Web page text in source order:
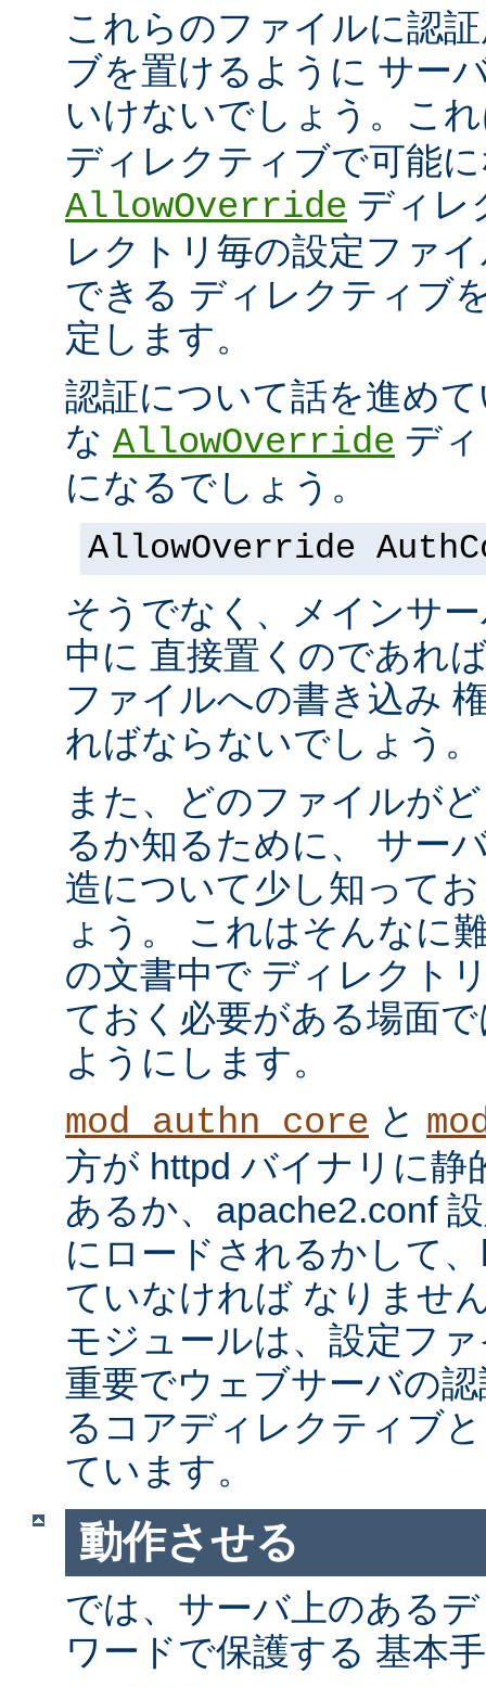
これらのファイルに認
ブを置けるように サー
いけないでしょう。こ
ディレクティブで可能
AllowOverride ディレ
レクトリ毎の設定ファ
できる ディレクティブ
定します。
認証について話を進め
な AllowOverride デ
になるでしょう。
AllowOverride
そうでなく、メインサ
中に 直接置くのであれ
ファイルへの書き込み
ればならないでしょう。
また、どのファイルが
るか知るために、 サー
造について少し知って
ょう。 これはそんなに
の文書中で ディレクト
ておく必要がある場面
ようにします。
mod_authn_core と
方が httpd バイナリに静
あるか、apache2.conf
にロードされるかして
ていなければ なりませ
モジュールは、設定フ
重要でウェブサーバの
るコアディレクティブ
ています。
動作させる
では、サーバ上のある
ワードで保護する 基本